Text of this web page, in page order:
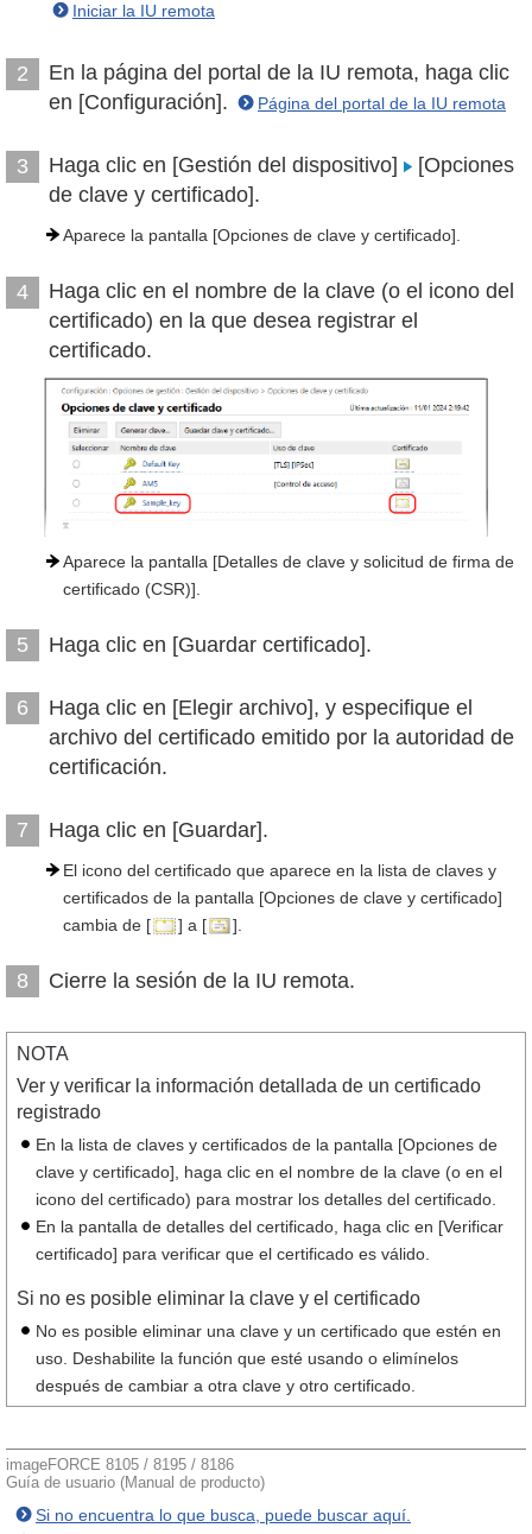
Iniciar la IU remota
2
En la página del portal de la IU remota, haga clic
en [Configuración].
Página del portal de la IU remota
3 Haga clic en [Gestión del dispositivo]
[Opciones
de clave y certificado].
Aparece la pantalla [Opciones de clave y certificado].
4
Haga clic en el nombre de la clave (o el icono del
certificado) en la que desea registrar el
certificado.
Aparece la pantalla [Detalles de clave y solicitud de firma de
certificado (CSR)].
5 Haga clic en [Guardar certificado].
6
Haga clic en [Elegir archivo], y especifique el
archivo del certificado emitido por la autoridad de
certificación.
7 Haga clic en [Guardar].
El icono del certificado que aparece en la lista de claves y
certificados de la pantalla [Opciones de clave y certificado]
cambia de [
] a [ ].
8 Cierre la sesión de la IU remota.
NOTA
Ver y verificar la información detallada de un certificado
registrado
En la lista de claves y certificados de la pantalla [Opciones de
clave y certificado], haga clic en el nombre de la clave (o en el
icono del certificado) para mostrar los detalles del certificado.
En la pantalla de detalles del certificado, haga clic en [Verificar
certificado] para verificar que el certificado es válido.
Si no es posible eliminar la clave y el certificado
No es posible eliminar una clave y un certificado que estén en
uso. Deshabilite la función que esté usando o elimínelos
después de cambiar a otra clave y otro certificado.
imageFORCE 8105 / 8195 / 8186
Guía de usuario (Manual de producto)
Si no encuentra lo que busca, puede buscar aquí.